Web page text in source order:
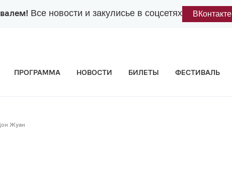
Все новости и закулисье в соцсетях ВКонтакте
ПРОГРАММА НОВОСТИ БИЛЕТЫ ФЕСТИВАЛЬ
Жуан